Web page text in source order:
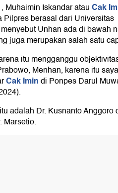
Muhaimin Iskandar atauCak
berasal dari Universitas
Unhan ada di bawah
juga merupakan salah satu
itu mengganggu
Menhan, karena itu
Cak Imindi Ponpes Darul
adalah Dr. Kusnanto Anggoro
Marsetio.